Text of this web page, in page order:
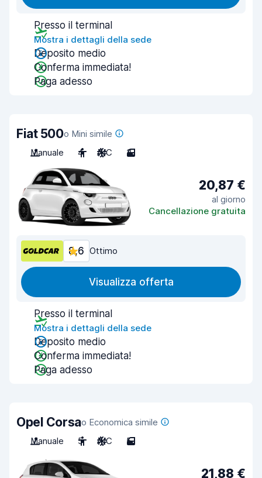
Presso il terminal
Mostra i dettagli della sede
Deposito medio
Conferma immediata!
Paga adesso
Fiat 500o Mini simile
Manuale
4 A/C 3
20,87 €
al giorno
Cancellazione gratuita
8,6 Ottimo
Visualizza offerta
Presso il terminal
Mostra i dettagli della sede
Deposito medio
Conferma immediata!
Paga adesso
Opel Corsao Economica simile
Manuale
5 A/C 5
21,88 €